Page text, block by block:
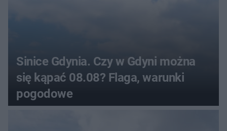
Sinice Gdynia. Czy w Gdyni można
się kąpać 08.08? Flaga, warunki
pogodowe